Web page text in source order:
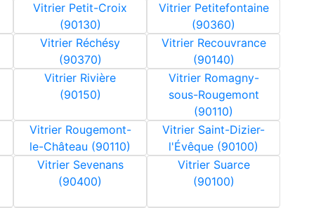
Vitrier Petit-Croix
(90130)
Vitrier Petitefontaine
(90360)
Vitrier Réchésy
(90370)
Vitrier Recouvrance
(90140)
Vitrier Rivière
(90150)
Vitrier Romagny-
sous-Rougemont
(90110)
Vitrier Rougemont-
le-Château (90110)
Vitrier Saint-Dizier-
l'Évêque (90100)
Vitrier Sevenans
(90400)
Vitrier Suarce
(90100)